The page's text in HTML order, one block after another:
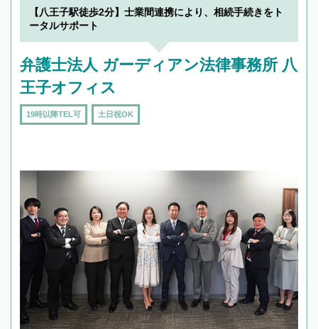
【八王子駅徒歩2分】士業間連携により、相続手続きをト
ータルサポート
弁護士法人 ガーディアン法律事務所 八
王子オフィス
19時以降TEL可 土日祝OK